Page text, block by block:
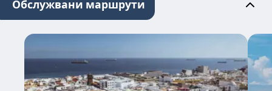
Обслужвани маршрути